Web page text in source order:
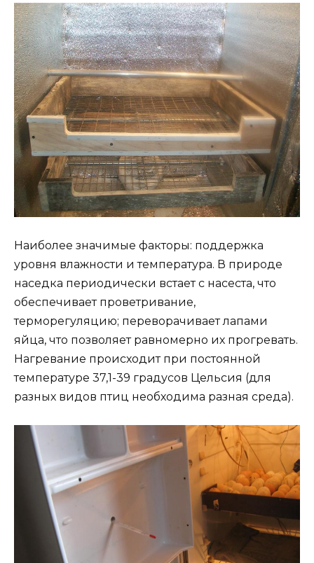
Наиболее значимые факторы: поддержка
уровня влажности и температура. В природе
наседка периодически встает с насеста, что
обеспечивает проветривание,
терморегуляцию; переворачивает лапами
яйца, что позволяет равномерно их прогревать.
Нагревание происходит при постоянной
температуре 37,1-39 градусов Цельсия (для
разных видов птиц необходима разная среда).